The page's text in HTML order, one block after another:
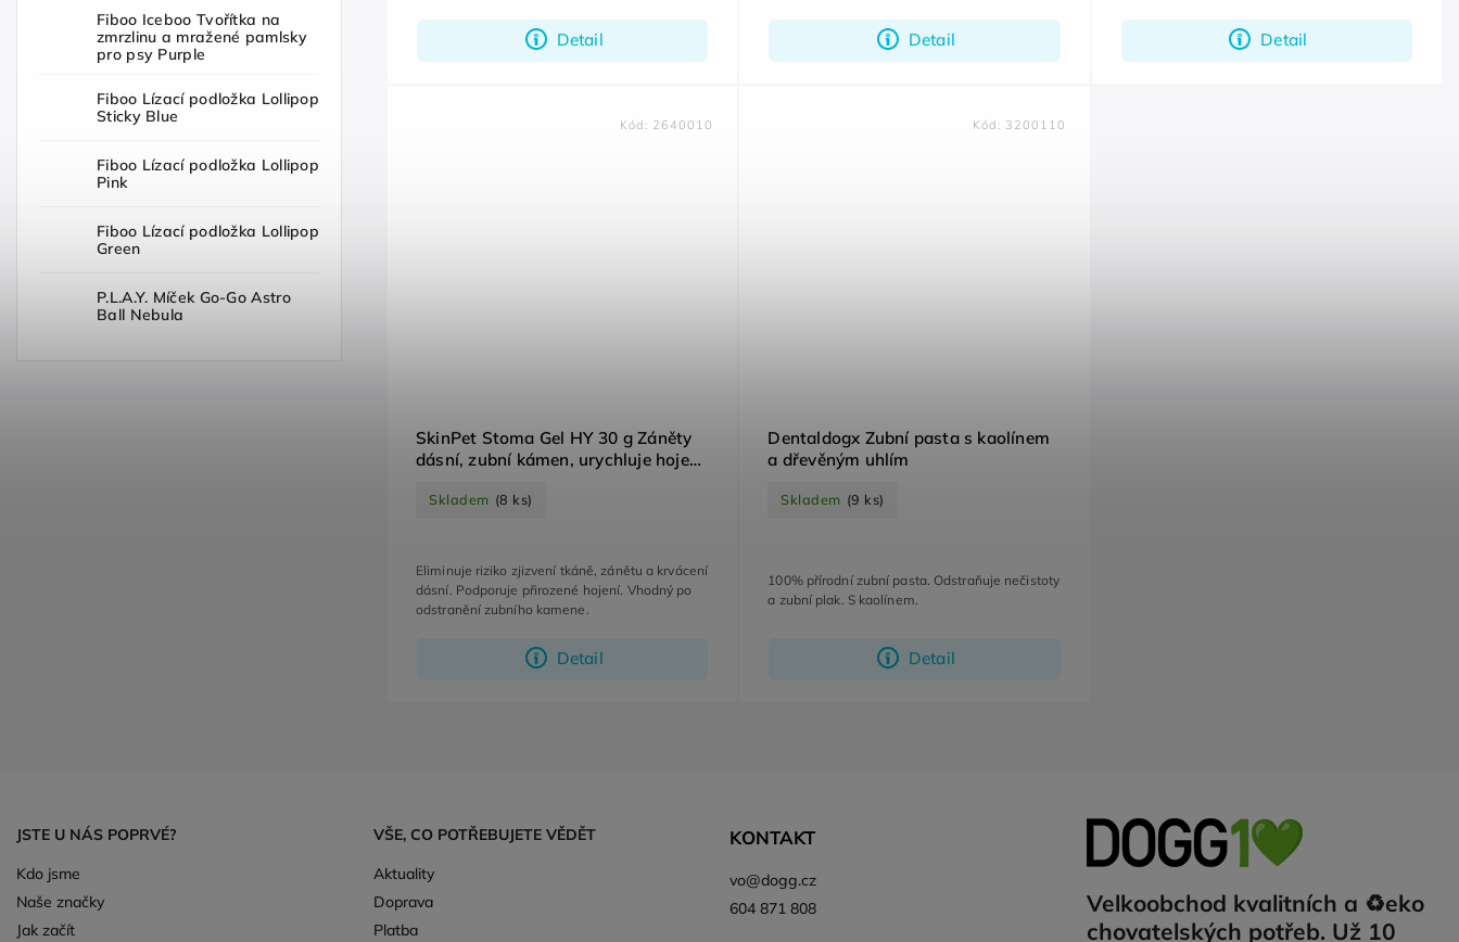
Fiboo Iceboo Tvořítka na
zmrzlinu a mražené pamlsky
pro psy Purple
Fiboo Lízací podložka Lollipop
Sticky Blue
Fiboo Lízací podložka Lollipop
Pink
Fiboo Lízací podložka Lollipop
Green
P.L.A.Y. Míček Go-Go Astro
Ball Nebula
Detail Detail Detail
SkinPet Stoma Gel HY 30 g Záněty
dásní, zubní kámen, urychluje hojení,
Skladem (8 ks)
Detail
Eliminuje riziko zjizvení tkáně, zánětu a krvácení
dásní. Podporuje přirozené hojení. Vhodný po
odstranění zubního kamene.
Kód: 2640010
Dentaldogx Zubní pasta s kaolínem
a dřevěným uhlím
Skladem (9 ks)
Detail
100% přírodní zubní pasta. Odstraňuje nečistoty
a zubní plak. S kaolínem.
Kód: 3200110
JSTE U NÁS POPRVÉ?
Kdo jsme
Naše značky
Jak začít
VŠE, CO POTŘEBUJETE VĚDĚT
Aktuality
Doprava
Platba
KONTAKT
vo@dogg.cz
604 871 808
Velkoobchod kvalitních a ♻️eko
chovatelských potřeb. Už 10